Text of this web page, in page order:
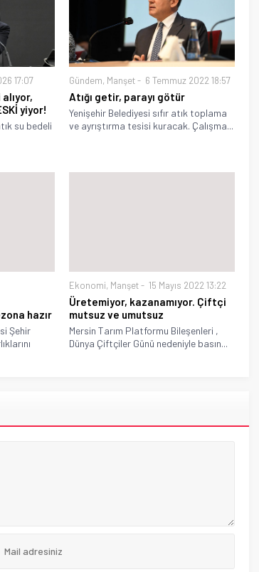
17:07
yiyor!
su bedeli
Gündem, Manşet 6 Temmuz 2022 18:57
Atığı getir, parayı götür
Yenişehir Belediyesi sıfır atık toplama
ve ayrıştırma tesisi kuracak. Çalışma...
hazır
Şehir
Ekonomi, Manşet 15 Mayıs 2022 13:22
Üretemiyor, kazanamıyor. Çiftçi
mutsuz ve umutsuz
Mersin Tarım Platformu Bileşenleri ,
Dünya Çiftçiler Günü nedeniyle basın...